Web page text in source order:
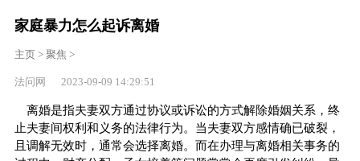
家庭暴力怎么起诉离婚
主页> 聚焦 >
法问网 2023-09-09 14:29:51
离婚是指夫妻双方通过协议或诉讼的方式解除婚姻关系，终
止夫妻间权利和义务的法律行为。当夫妻双方感情确已破裂，
且调解无效时，通常会选择离婚。而在办理与离婚相关事务的